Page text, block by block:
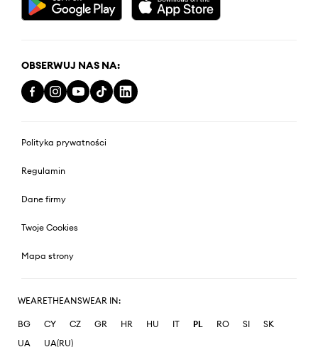
OBSERWUJ NAS NA:
Polityka prywatności
Regulamin
Dane firmy
Twoje Cookies
Mapa strony
WEARETHEANSWEAR IN:
BG CY CZ GR HR HU IT PL RO SI
SK
UA
UA(RU)